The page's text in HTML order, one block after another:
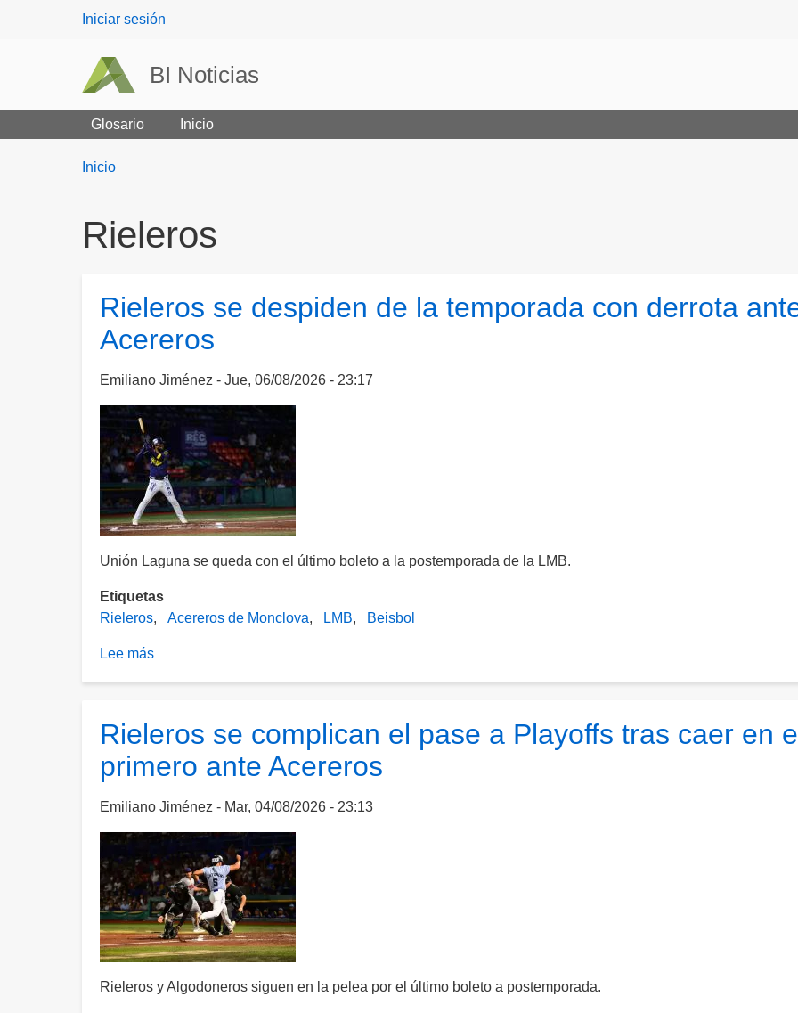
User
Iniciar sesión
BI Noticias
Glosario Inicio
Breadcrumbs
You
Inicio
Rieleros
Rieleros se despiden de la temporada con derrota
Acereros
Emiliano Jiménez Jue, 06/08/2026 - 23:17
Unión Laguna se queda con el último boleto a la postemporada de la LMB.
Etiquetas
Rieleros
Acereros de Monclova LMB Beisbol
Lee más
de
la
con
Acereros
Rieleros se complican el pase a Playoffs tras caer en
primero ante Acereros
Emiliano Jiménez Mar, 04/08/2026 - 23:13
Rieleros y Algodoneros siguen en la pelea por el último boleto a postemporada.